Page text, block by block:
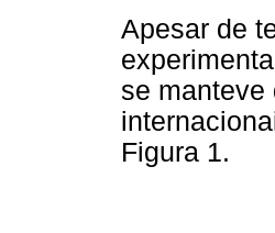
Apesar de
se manteve
Figura 1.